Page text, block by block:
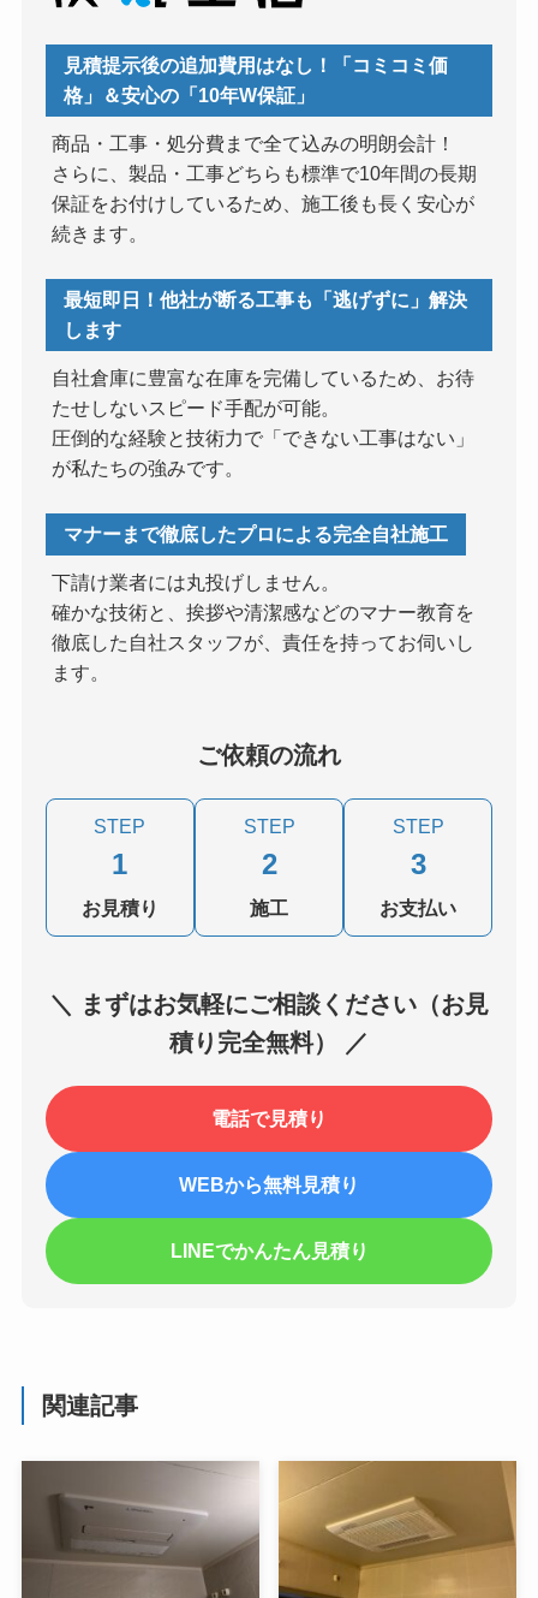
見積提示後の追加費用はなし！「コミコミ価
格」＆安心の「10年W保証」
商品・工事・処分費まで全て込みの明朗会計！
さらに、製品・工事どちらも標準で10年間の長期
保証をお付けしているため、施工後も長く安心が
続きます。
最短即日！他社が断る工事も「逃げずに」解決
します
自社倉庫に豊富な在庫を完備しているため、お待
たせしないスピード手配が可能。
圧倒的な経験と技術力で「できない工事はない」
が私たちの強みです。
マナーまで徹底したプロによる完全自社施工
下請け業者には丸投げしません。
確かな技術と、挨拶や清潔感などのマナー教育を
徹底した自社スタッフが、責任を持ってお伺いし
ます。
ご依頼の流れ
STEP
1
お見積り
STEP
2
施工
STEP
3
お支払い
＼ まずはお気軽にご相談ください（お見
積り完全無料） ／
電話で見積り
WEBから無料見積り
LINEでかんたん見積り
関連記事